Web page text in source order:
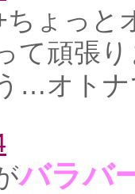
ちょっ
て頑張
…オト
バラバ